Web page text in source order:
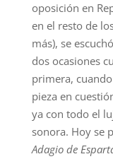
oposición en
en el resto de
más), se
dos ocasiones
primera,
pieza en
ya con todo el
sonora. Hoy se
Adagio de